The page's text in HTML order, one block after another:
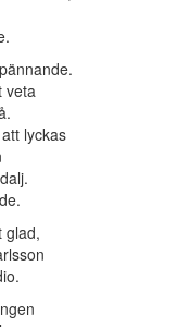
veta
lyckas
glad,